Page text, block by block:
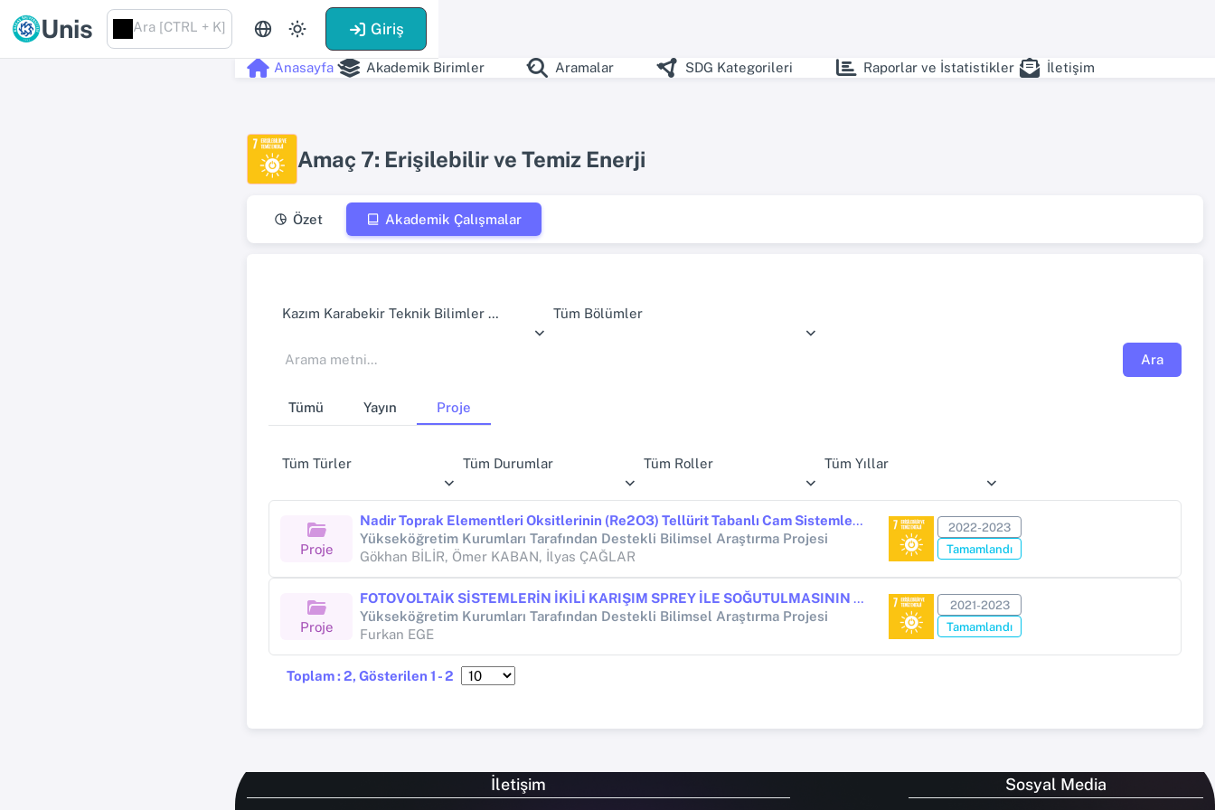
Unis Ara [CTRL + K] Giriş
Anasayfa Akademik Birimler Aramalar SDG Kategorileri Raporlar ve İstatistikler İletişim
Amaç 7: Erişilebilir ve Temiz Enerji
Özet Akademik Çalışmalar
Kazım Karabekir Teknik Bilimler Meslek Yüksekokulu Tüm Bölümler
Ara
Tümü Yayın Proje
Tüm Türler Tüm Durumlar Tüm Roller Tüm Yıllar
Proje
Nadir Toprak Elementleri Oksitlerinin (Re2O3) Tellürit Tabanlı Cam Sistemlerinin Radyasyon Zırhlama Özellikleri Üzerine Etkileri
Yükseköğretim Kurumları Tarafından Destekli Bilimsel Araştırma Projesi
Gökhan BİLİR, Ömer KABAN, İlyas ÇAĞLAR
2022-2023
Tamamlandı
Proje
FOTOVOLTAİK SİSTEMLERİN İKİLİ KARIŞIM SPREY İLE SOĞUTULMASININ DENEYSEL VE SAYISAL OLARAK İNCELENMESİ
Yükseköğretim Kurumları Tarafından Destekli Bilimsel Araştırma Projesi
Furkan EGE
2021-2023
Tamamlandı
Toplam : 2, Gösterilen 1 - 2
İletişim Sosyal Media